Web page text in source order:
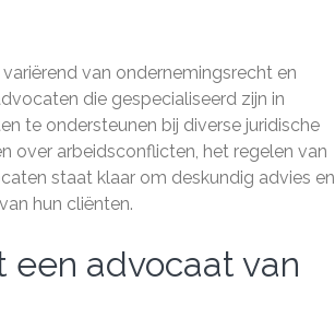
van ondernemingsrecht en
die gespecialiseerd zijn in
te ondersteunen bij diverse juridische
over arbeidsconflicten, het regelen van
staat klaar om deskundig advies en
hun cliënten.
een advocaat van